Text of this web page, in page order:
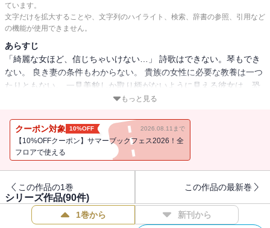
ています。
文字だけを拡大することや、文字列のハイライト、検索、辞書の参照、引用など
の機能が使用できません。
あらすじ
「綺麗な女ほど、信じちゃいけない…」 詩歌はできない。琴もでき
ない。 良き妻の条件もわからない。 貴族の女性に必要な教養は一つ
たりともない。 一見美貌しか取り柄がないように見える彼女は、恐
もっと見る
クーポン対象 10%OFF 2026.08.11まで
【10%OFFクーポン】サマーブックフェス2026！全
フロアで使える
この作品の1巻 この作品の最新巻
シリーズ作品(90件)
1巻から 新刊から